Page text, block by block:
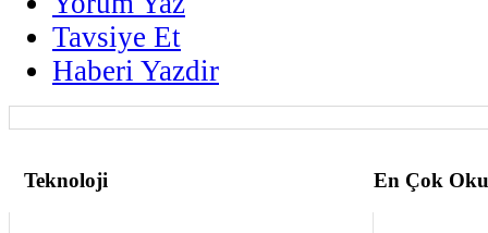
Tavsiye Et
Haberi Yazdir
Teknoloji En Çok